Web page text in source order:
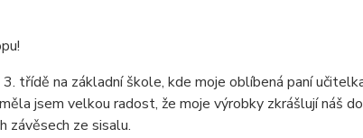
třídě na základní škole, kde moje oblíbená paní
jsem velkou radost, že moje výrobky zkrášlují náš
závěsech ze sisalu.